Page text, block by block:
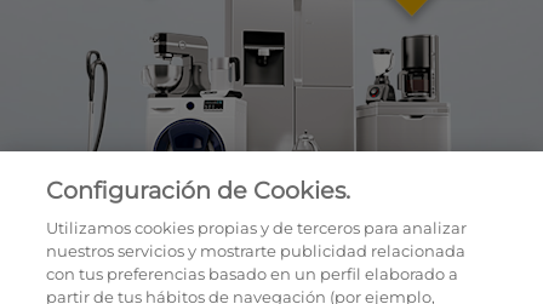
Configuración de Cookies.
Utilizamos cookies propias y de terceros para analizar
nuestros servicios y mostrarte publicidad relacionada
con tus preferencias basado en un perfil elaborado a
partir de tus hábitos de navegación (por ejemplo,